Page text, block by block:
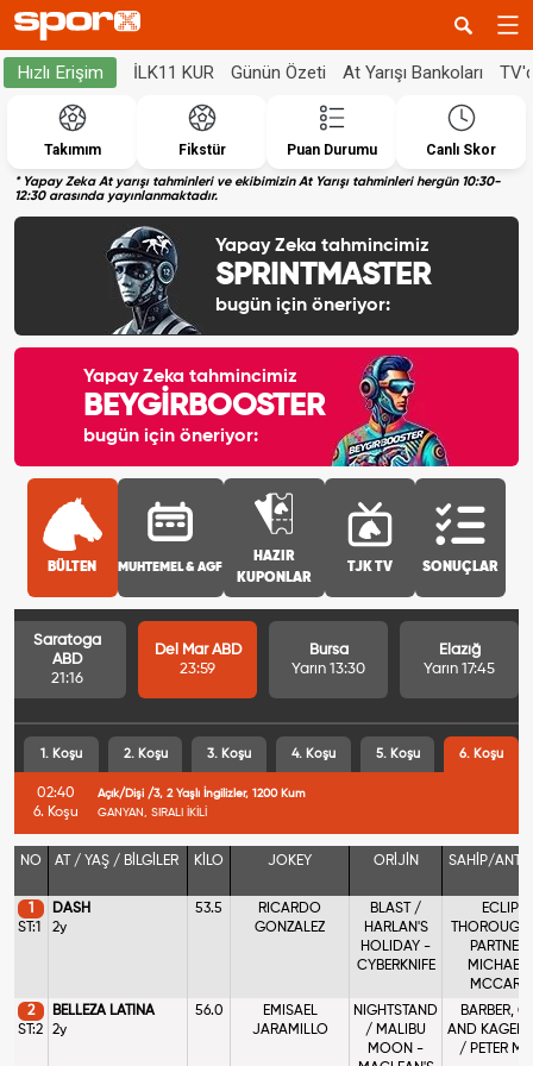
Hızlı Erişim İLK11 KUR Günün Özeti At Yarışı Bankoları
Takımım Fikstür Puan Durumu Canlı Skor
* Yapay Zeka At yarışı tahminleri ve ekibimizin At Yarışı tahminleri hergün 10:30-
12:30 arasında yayınlanmaktadır.
Yapay Zeka tahmincimiz
SPRINTMASTER
bugün için öneriyor:
Yapay Zeka tahmincimiz
BEYGİRBOOSTER
bugün için öneriyor:
BÜLTEN MUHTEMEL & AGF
HAZIR
KUPONLAR
TJK TV SONUÇLAR
Saratoga
ABD
21:16
Del Mar ABD
23:59
Bursa
Yarın 13:30
Elazığ
Yarın 17:45
1. Koşu 2. Koşu 3. Koşu 4. Koşu 5. Koşu 6. Koşu
02:40
6. Koşu
Açık/Dişi /3, 2 Yaşlı İngilizler, 1200 Kum
GANYAN, SIRALI İKİLİ
NO AT / YAŞ / BİLGİLER KİLO JOKEY ORİJİN SAHİP/
1
ST:1
DASH
2y
53.5
RICARDO
GONZALEZ
BLAST /
HARLAN'S
HOLIDAY -
CYBERKNIFE
ECLIPSE
MICHAEL
2
ST:2
BELLEZA LATINA
2y
56.0
EMISAEL
JARAMILLO
NIGHTSTAND
/ MALIBU
MOON -
BARBER,
AND
/ PETER